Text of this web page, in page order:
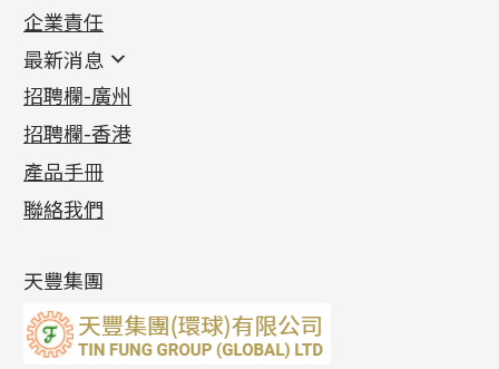
珠仔鏈
镶口链
管狀網鏈
十字車花鏈系列
十字閃O鏈系列
十字錘打鏈系列
側身車花鏈系列
側身鏈系列
雙十字鏈系列
水波鏈系列
蛇骨鏈系列
鏈尾系列
首飾配件
耳環類配件
卷迫系列
螺絲迫系列
梅花迫系列
平臺迫系列
綫拍系列
美拍系列
耳環扣系列
耳綫/耳鈎系列
耳環爪頭
耳環
鏈類配件
動感車花吊墜
調節珠系列
生圈扣系列
龍蝦扣系列
鴨俐制系列
字母吊墜
相盒吊墜
項鏈吊墜
生肖吊墜
其他類配件
珠盤系列
袖口鈕系列
焊片及鐳射綫
空心車花管
珠類配件
無孔光身珠
空心光身珠
無孔批花珠
鑲口類
四爪頭系列
六爪頭系列
車花片
動感車花片
鑲口戒指
鑲口手鏈系列
首飾系列
手镯系列
戒指系列
空心耳環
空心车花管首饰链
空心手鐲系列
貴金屬原料
千足金
記憶金屬系列
記憶戒指
拉簧珠珠手鏈
記憶鈦手鐲
企業責任
最新消息
最新消息
各項證書(2)
相片集(9)
展覽會資訊
最新產品資訊
招聘欄-廣州
招聘欄-香港
產品手冊
聯絡我們
天豐集團